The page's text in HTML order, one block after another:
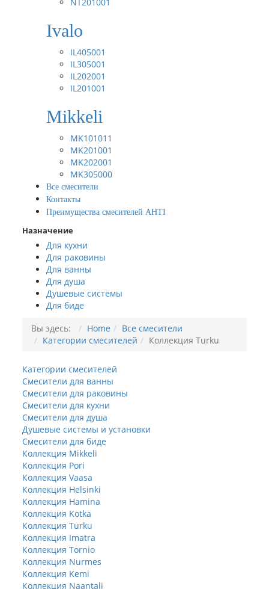
Ivalo
IL405001
IL305001
IL202001
IL201001
Mikkeli
MK101011
MK201001
MK202001
MK305000
Все смесители
Контакты
Преимущества смесителей AHTI
Назначение
Для кухни
Для раковины
Для ванны
Для душа
Душевые системы
Для биде
Вы здесь:
Home
Все смесители
Категории смесителей
Коллекция Turku
Категории смесителей
Смесители для ванны
Смесители для раковины
Смесители для кухни
Смесители для душа
Душевые системы и установки
Смесители для биде
Коллекция Mikkeli
Коллекция Pori
Коллекция Vaasa
Коллекция Helsinki
Коллекция Hamina
Коллекция Kotka
Коллекция Turku
Коллекция Imatra
Коллекция Tornio
Коллекция Nurmes
Коллекция Kemi
Коллекция Naantali